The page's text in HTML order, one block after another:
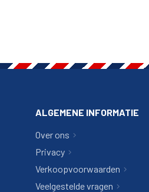
ALGEMENE INFORMATIE
Over ons
Privacy
Verkoopvoorwaarden
Veelgestelde vragen